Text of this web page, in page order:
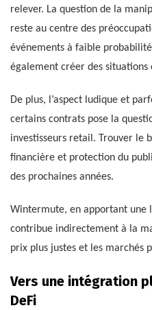
relever. La question de la
reste au centre des
événements à faible
également créer des
De plus, l’aspect ludique et
certains contrats pose la
investisseurs retail. Trouver le
financière et protection du
des prochaines années.
Wintermute, en apportant une
contribue indirectement à la
prix plus justes et les marchés
Vers une intégration
DeFi